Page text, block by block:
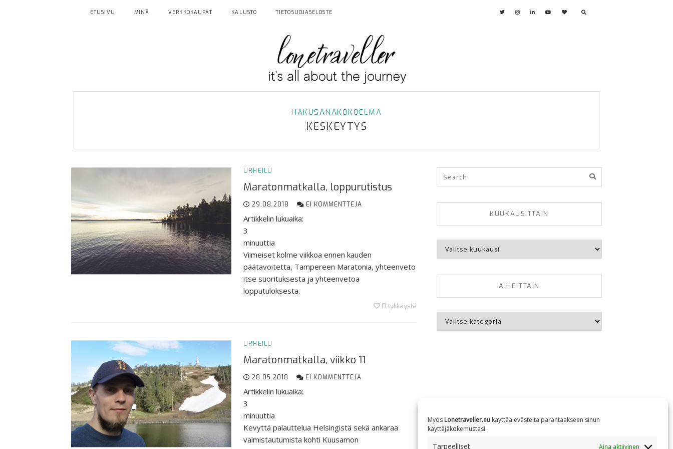
Myös Lonetraveller.eu käyttää evästeitä parantaakseen sinun
käyttäjäkokemustasi.
Tarpeelliset Aina aktiivinen
ETUSIVU MINÄ VERKKOKAUPAT KALUSTO TIETOSUOJASELOSTE
HAKUSANAKOKOELMA
KESKEYTYS
URHEILU
Maratonmatkalla, loppurutistus
29.08.2018 EI KOMMENTTEJA
Artikkelin lukuaika:
3
minuuttia
Viimeiset kolme viikkoa ennen kauden
päätavoitetta, Tampereen Maratonia, yhteenveto
itse suorituksesta ja yhteenvetoa
lopputuloksesta.
0 tykkäystä
URHEILU
Maratonmatkalla, viikko 11
28.05.2018 EI KOMMENTTEJA
Artikkelin lukuaika:
3
minuuttia
Kevyttä palauttelua Helsingistä sekä ankaraa
valmistautumista kohti Kuusamon
KUUKAUSITTAIN
Kuukausittain
AIHEITTAIN
Aiheittain